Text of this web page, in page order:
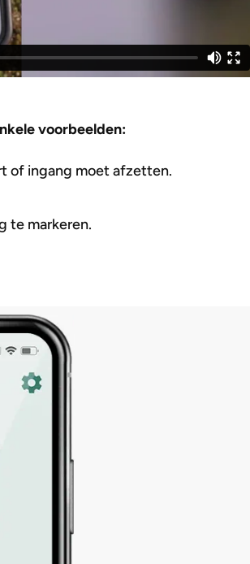
voorbeelden:
of ingang moet afzetten.
te markeren.